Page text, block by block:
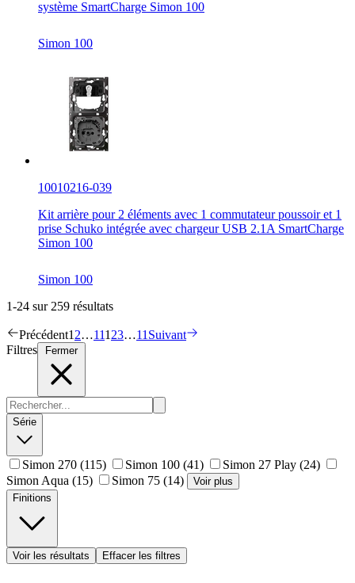
système SmartCharge Simon 100
Simon 100
10010216-039
Kit arrière pour 2 éléments avec 1 commutateur poussoir et 1
prise Schuko intégrée avec chargeur USB 2.1A SmartCharge
Simon 100
Simon 100
1-24 sur 259 résultats
Précédent12…11123…11Suivant
Filtres
Fermer
Série
Simon 270 (115) Simon 100 (41) Simon 27 Play (24)
Simon Aqua (15) Simon 75 (14)
Voir plus
Finitions
Voir les résultats Effacer les filtres